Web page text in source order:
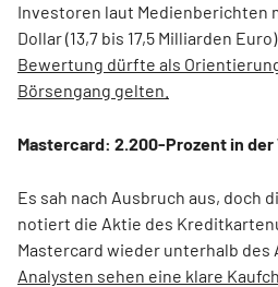
Investoren laut Medienberichten
Dollar (13,7 bis 17,5 Milliarden
Bewertung dürfte als
Börsengang gelten.
Mastercard: 2.200-Prozent in
Es sah nach Ausbruch aus, doch
notiert die Aktie des
Mastercard wieder unterhalb des
Analysten sehen eine klare